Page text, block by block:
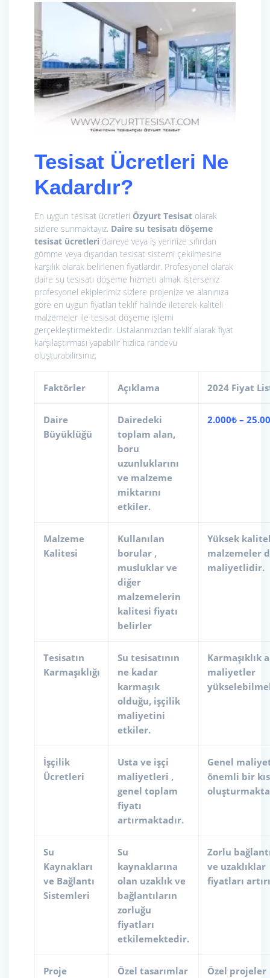
Tesisat Ücretleri Ne
Kadardır?
En uygun tesisat ücretleri Özyurt Tesisat olarak
sizlere sunmaktayız. Daire su tesisatı döşeme
tesisat ücretleri daireye veya iş yerinize sıfırdan
gömme veya dışarıdan tesisat sistemi çekilmesine
karşılık olarak belirlenen fiyatlardır. Profesyonel olarak
daire su tesisatı döşeme hizmeti almak isterseniz
profesyonel ekiplerimiz sizlere projenize ve alanınıza
göre en uygun fiyatları teklif halinde ileterek kaliteli
malzemeler ile tesisat döşeme işlemi
gerçekleştirmektedir. Ustalarımızdan teklif alarak fiyat
karşılaştırması yapabilir hızlıca randevu
oluşturabilirsiniz.
Faktörler Açıklama 2024 Fiyat
Daire
Büyüklüğü
Dairedeki
toplam alan,
boru
uzunluklarını
ve malzeme
miktarını
etkiler.
2.000₺ –
Malzeme
Kalitesi
Kullanılan
borular ,
musluklar ve
diğer
malzemelerin
kalitesi fiyatı
belirler
Yüksek
malzemeler
maliyetlidir.
Tesisatın
Karmaşıklığı
Su tesisatının
ne kadar
karmaşık
olduğu, işçilik
maliyetini
etkiler.
Karmaşıklık
maliyetler
İşçilik
Ücretleri
Usta ve işçi
maliyetleri ,
genel toplam
fiyatı
artırmaktadır.
Genel
önemli bir
Su
Kaynakları
ve Bağlantı
Sistemleri
Su
kaynaklarına
olan uzaklık ve
bağlantıların
zorluğu
fiyatları
etkilemektedir.
Zorlu
ve uzaklıklar
fiyatları
Proje
Özel tasarımlar
Özel projeler